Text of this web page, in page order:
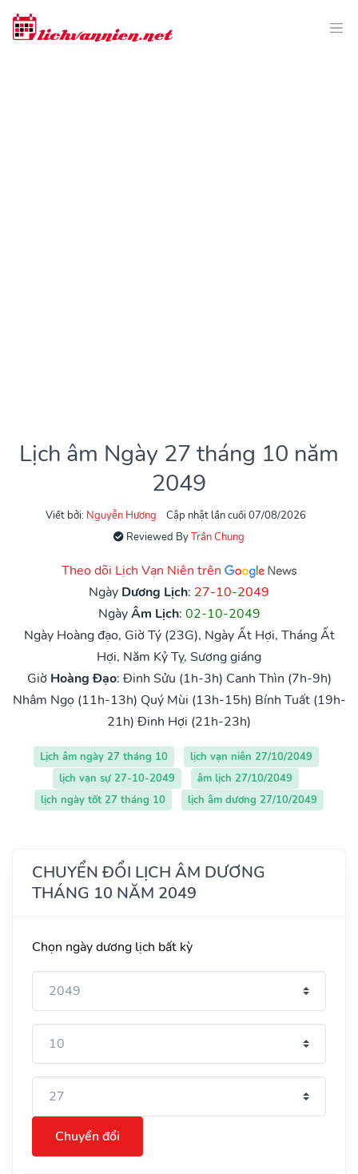
Lịch âm Ngày 27 tháng 10 năm
2049
Viết bởi: Nguyễn Hương
Cập nhật lần cuối 07/08/2026
Reviewed ByTrần Chung
Theo dõi Lịch Vạn Niên trên
Ngày Dương Lịch: 27-10-2049
NgàyÂm Lịch: 02-10-2049
Ngày Hoàng đạo, Giờ Tý (23G), Ngày Ất Hợi, Tháng Ất
Hợi, Năm Kỷ Tỵ, Sương giáng
Giờ Hoàng Đạo: Đinh Sửu (1h-3h) Canh Thìn (7h-9h)
Nhâm Ngọ (11h-13h) Quý Mùi (13h-15h) Bính Tuất (19h-
21h) Đinh Hợi (21h-23h)
Lịch âm ngày 27 tháng 10
lịch vạn niên 27/10/2049
lịch vạn sự 27-10-2049
âm lịch 27/10/2049
lịch ngày tốt 27 tháng 10
lịch âm dương 27/10/2049
CHUYỂN ĐỔI LỊCH ÂM DƯƠNG
THÁNG 10 NĂM 2049
Chọn ngày dương lịch bất kỳ
Chuyển đổi